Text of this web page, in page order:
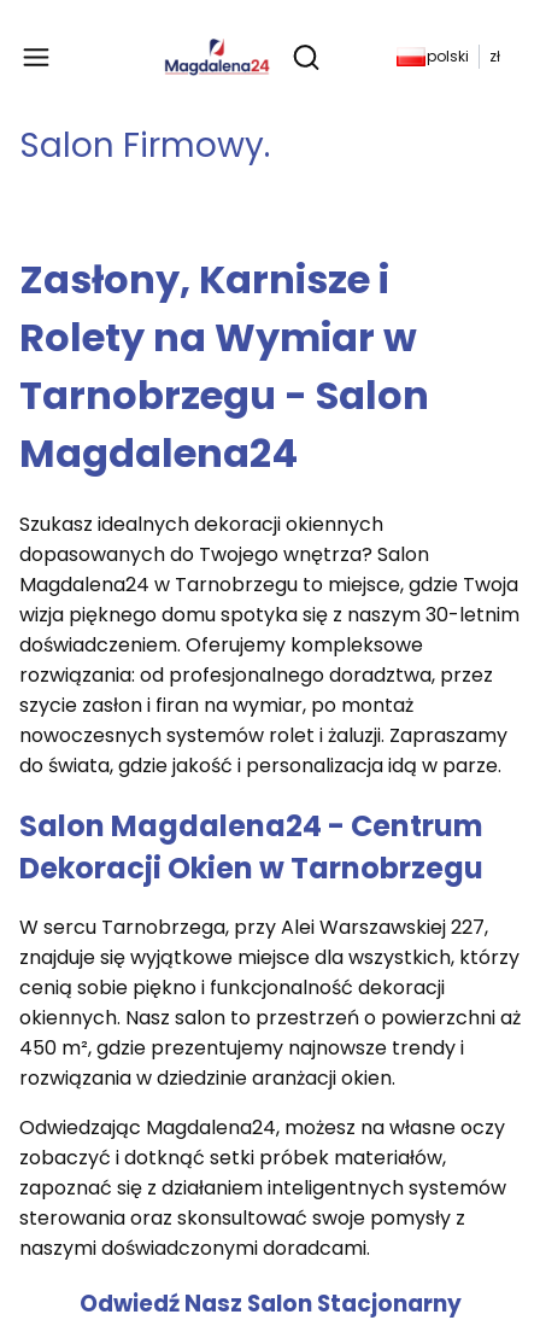
Otwórz wyszukiwarkę
Produkty w
polski zł
Salon Firmowy.
Zasłony, Karnisze i
Rolety na Wymiar w
Tarnobrzegu - Salon
Magdalena24
Szukasz idealnych dekoracji okiennych
dopasowanych do Twojego wnętrza? Salon
Magdalena24 w Tarnobrzegu to miejsce, gdzie Twoja
wizja pięknego domu spotyka się z naszym 30-letnim
doświadczeniem. Oferujemy kompleksowe
rozwiązania: od profesjonalnego doradztwa, przez
szycie zasłon i firan na wymiar, po montaż
nowoczesnych systemów rolet i żaluzji. Zapraszamy
do świata, gdzie jakość i personalizacja idą w parze.
Salon Magdalena24 - Centrum
Dekoracji Okien w Tarnobrzegu
W sercu Tarnobrzega, przy Alei Warszawskiej 227,
znajduje się wyjątkowe miejsce dla wszystkich, którzy
cenią sobie piękno i funkcjonalność dekoracji
okiennych. Nasz salon to przestrzeń o powierzchni aż
450 m², gdzie prezentujemy najnowsze trendy i
rozwiązania w dziedzinie aranżacji okien.
Odwiedzając Magdalena24, możesz na własne oczy
zobaczyć i dotknąć setki próbek materiałów,
zapoznać się z działaniem inteligentnych systemów
sterowania oraz skonsultować swoje pomysły z
naszymi doświadczonymi doradcami.
Odwiedź Nasz Salon Stacjonarny